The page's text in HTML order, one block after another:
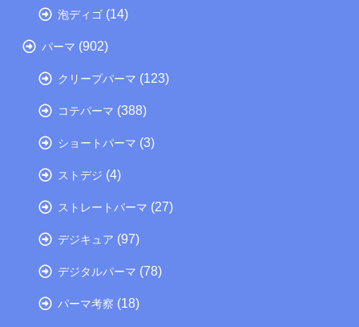
泡ディゴ (14)
パーマ (902)
クリープパーマ (123)
コテパーマ (388)
ショートパーマ (3)
ストデジ (4)
ストレートパーマ (27)
デジキュア (97)
デジタルパーマ (78)
パーマ考察 (18)